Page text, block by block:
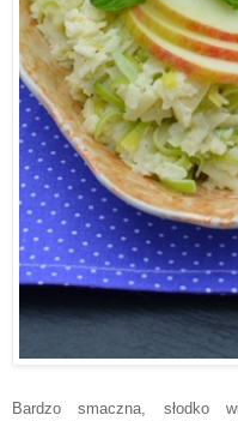
Bardzo smaczna, słodko